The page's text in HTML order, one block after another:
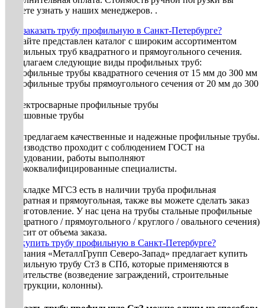
можете узнать у наших менеджеров. .
Как заказать трубу профильную в Санкт-Петербурге?
На сайте представлен каталог с широким ассортиментом
профильных труб квадратного и прямоугольного сечения.
Предлагаем следующие виды профильных труб:
• Профильные трубы квадратного сечения от 15 мм до 300 мм
• Профильные трубы прямоугольного сечения от 20 мм до 300
• Электросварные профильные трубы
• Бесшовные трубы
Мы предлагаем качественные и надежные профильные трубы.
Производство проходит с соблюдением ГОСТ на
оборудовании, работы выполняют
высококвалифицированные специалисты.
На складке МГСЗ есть в наличии труба профильная
квадратная и прямоугольная, также вы можете сделать заказ
на изготовление. У нас цена на трубы стальные профильные
(квадратного / прямоугольного / круглого / овального сечения)
зависит от объема заказа.
Где купить трубу профильную в Санкт-Петербурге?
Компания «МеталлГрупп Северо-Запад» предлагает купить
профильную трубу Ст3 в СПб, которые применяются в
строительстве (возведение заграждений, строительные
конструкции, колонны).